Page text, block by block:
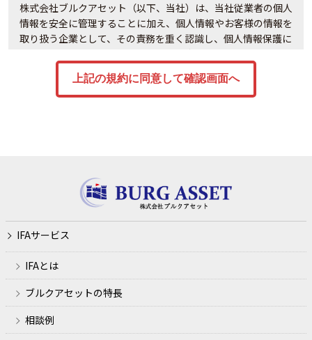
株式会社ブルクアセット（以下、当社）は、当社従業者の個人
情報を安全に管理することに加え、個人情報やお客様の情報を
取り扱う企業として、その責務を重く認識し、個人情報保護に
関する法令及び社会秩序を遵守の上、次の通り個人情報保護方
針を定め、当社の全役員及び全従業員は個人情報の適正な保護
に努めます。
講演会、セミナー等の開催
金融商品仲介業務、生命保険募集業務、法律によりＦＰ事
務所が営むことのできる業務およびこれらに付随する業務
利用目的
ファイナンシャルプランナー業務、金融商品仲介業、生損
保代理店業務の遂行のため
各種セミナーの開催、金融商品の勧誘やサービス申込の受
IFAサービス
IFAとは
ブルクアセットの特長
相談例